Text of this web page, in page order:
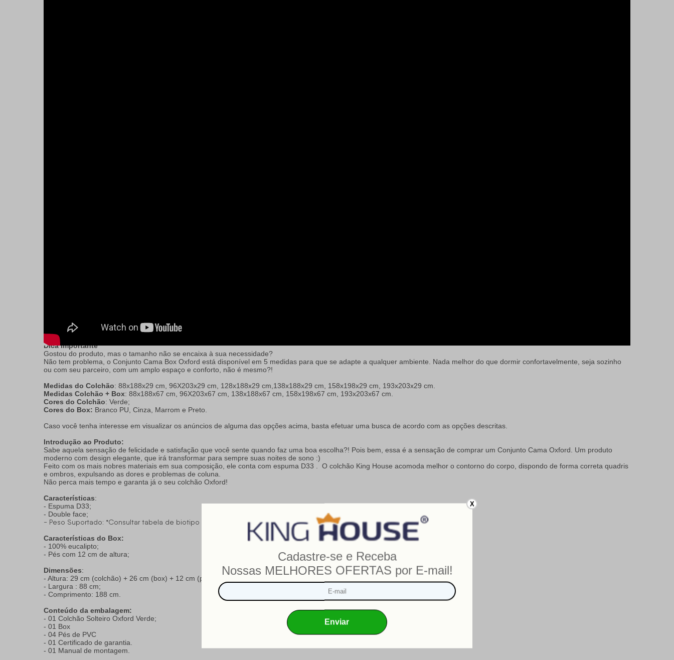
Dica Importante
Gostou do produto, mas o tamanho não se encaixa à sua necessidade?
Não tem problema, o Conjunto Cama Box Oxford está disponível em 5 medidas para que se adapte a qualquer ambiente. Nada melhor do que dormir confortavelmente, seja sozinho
ou com seu parceiro, com um amplo espaço e conforto, não é mesmo?!
Medidas do Colchão: 88x188x29 cm, 96X203x29 cm, 128x188x29 cm,138x188x29 cm, 158x198x29 cm, 193x203x29 cm.
Medidas Colchão + Box: 88x188x67 cm, 96X203x67 cm, 138x188x67 cm, 158x198x67 cm, 193x203x67 cm.
Cores do Colchão: Verde;
Cores do Box: Branco PU, Cinza, Marrom e Preto.
Caso você tenha interesse em visualizar os anúncios de alguma das opções acima, basta efetuar uma busca de acordo com as opções descritas.
Introdução ao Produto:
Sabe aquela sensação de felicidade e satisfação que você sente quando faz uma boa escolha?! Pois bem, essa é a sensação de comprar um Conjunto Cama Oxford. Um produto
moderno com design elegante, que irá transformar para sempre suas noites de sono :)
Feito com os mais nobres materiais em sua composição, ele conta com espuma D33 . O colchão King House acomoda melhor o contorno do corpo, dispondo de forma correta quadris
e ombros, expulsando as dores e problemas de coluna.
Não perca mais tempo e garanta já o seu colchão Oxford!
Características:
- Espuma D33;
- Double face;
- Peso Suportado: *Consultar tabela de biotipo nas imagens do produto.
Características do Box:
- 100% eucalipto;
- Pés com 12 cm de altura;
Dimensões:
- Altura: 29 cm (colchão) + 26 cm (box) + 12 cm (pés) = 67 cm de altura;
- Largura : 88 cm;
- Comprimento: 188 cm.
Conteúdo da embalagem:
- 01 Colchão Solteiro Oxford Verde;
- 01 Box
- 04 Pés de PVC
- 01 Certificado de garantia.
- 01 Manual de montagem.
X